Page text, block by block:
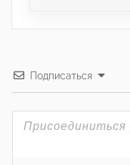
Подписаться